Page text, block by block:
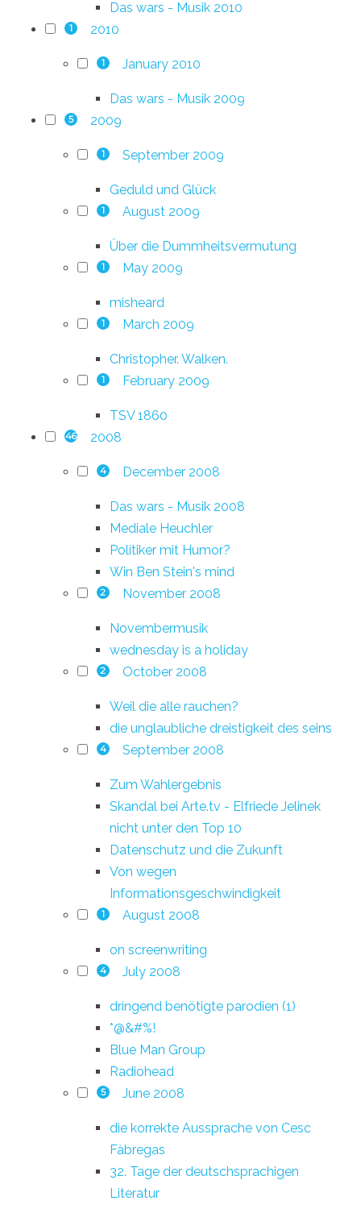
Das wars - Musik 2010
1 2010
1 January 2010
Das wars - Musik 2009
5 2009
1 September 2009
Geduld und Glück
1 August 2009
Über die Dummheitsvermutung
1 May 2009
misheard
1 March 2009
Christopher. Walken.
1 February 2009
TSV 1860
46 2008
4 December 2008
Das wars - Musik 2008
Mediale Heuchler
Politiker mit Humor?
Win Ben Stein's mind
2 November 2008
Novembermusik
wednesday is a holiday
2 October 2008
Weil die alle rauchen?
die unglaubliche dreistigkeit des seins
4 September 2008
Zum Wahlergebnis
Skandal bei Arte.tv - Elfriede Jelinek
nicht unter den Top 10
Datenschutz und die Zukunft
Von wegen
Informationsgeschwindigkeit
1 August 2008
on screenwriting
4 July 2008
dringend benötigte parodien (1)
*@&#%!
Blue Man Group
Radiohead
5 June 2008
die korrekte Aussprache von Cesc
Fàbregas
32. Tage der deutschsprachigen
Literatur